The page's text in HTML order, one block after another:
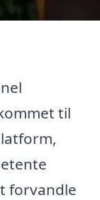
til
forvandle